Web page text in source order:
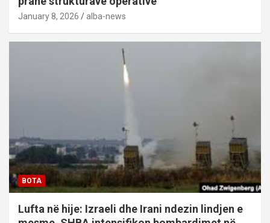
January 8, 2026 alba-news
BOTA
Lufta në hije: Izraeli dhe Irani ndezin lindjen e